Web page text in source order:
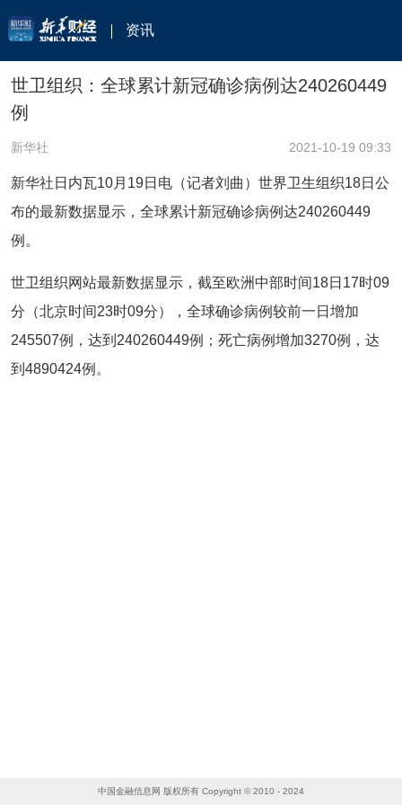
资讯
世卫组织：全球累计新冠确诊病例达240260449
例
新华社 2021-10-19 09:33
新华社日内瓦10月19日电（记者刘曲）世界卫生组织18日公
布的最新数据显示，全球累计新冠确诊病例达240260449
例。
世卫组织网站最新数据显示，截至欧洲中部时间18日17时09
分（北京时间23时09分），全球确诊病例较前一日增加
245507例，达到240260449例；死亡病例增加3270例，达
到4890424例。
中国金融信息网 版权所有 Copyright © 2010 - 2024